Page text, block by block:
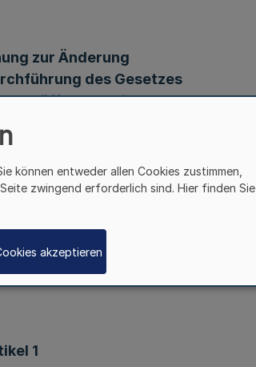
zur Änderung
des Gesetzes
2017
vom 16. November 2006 (
1
können entweder allen Cookies zustimmen,
zwingend erforderlich sind. Hier finden Sie
akzeptieren